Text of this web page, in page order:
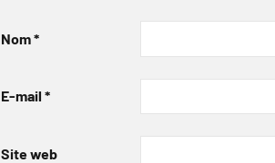
Nom*
E-mail *
Site web